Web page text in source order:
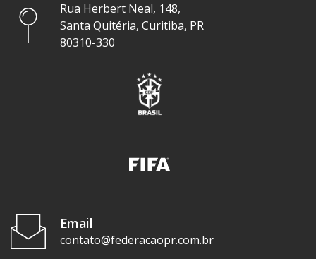
Rua Herbert Neal, 148,
Santa Quitéria, Curitiba, PR
80310-330
Email
contato@federacaopr.com.br